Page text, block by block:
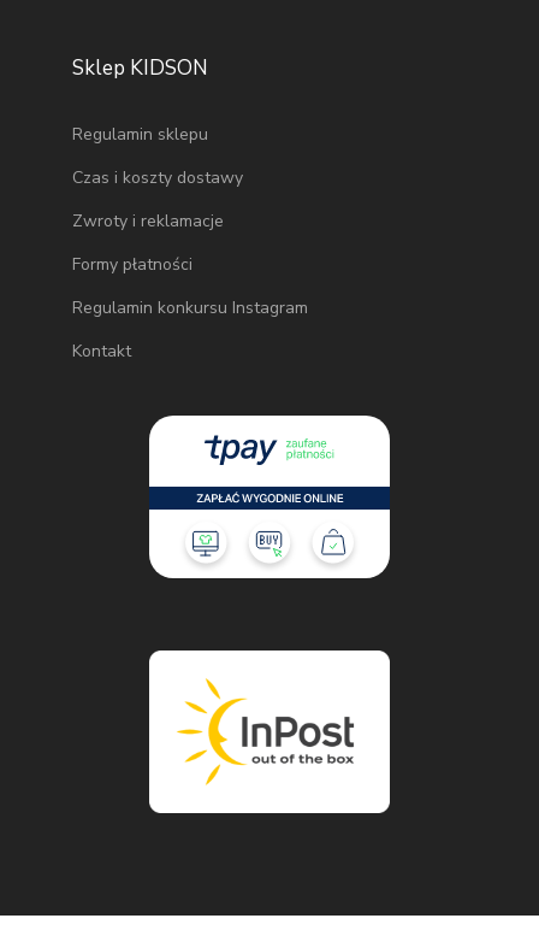
Sklep KIDSON
Regulamin sklepu
Czas i koszty dostawy
Zwroty i reklamacje
Formy płatności
Regulamin konkursu Instagram
Kontakt